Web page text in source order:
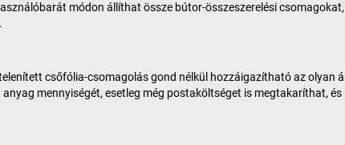
módon állíthat össze bútor-összeszerelési
.
csőfólia-csomagolás gond nélkül hozzáigazítható az olyan
mennyiségét, esetleg még postaköltséget is megtakaríthat,